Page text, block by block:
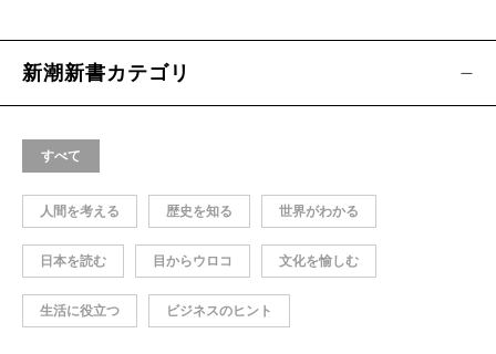
新潮新書カテゴリ
すべて
人間を考える 歴史を知る 世界がわかる
日本を読む 目からウロコ 文化を愉しむ
生活に役立つ ビジネスのヒント